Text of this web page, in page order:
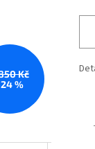
Kč
%